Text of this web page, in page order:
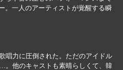
。一人のアーティストが覚醒する瞬
唱力に圧倒された。ただのアイドル
。他のキャストも素晴らしくて、韓